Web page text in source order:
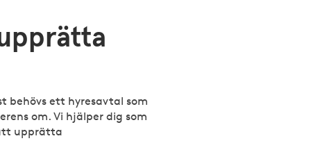
behövs ett hyresavtal som
om. Vi hjälper dig som
upprätta